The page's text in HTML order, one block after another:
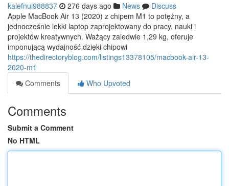
kalefnui988837 276 days ago News
Discuss
Apple MacBook Air 13 (2020) z chipem M1 to potężny, a
jednocześnie lekki laptop zaprojektowany do pracy, nauki i
projektów kreatywnych. Ważący zaledwie 1,29 kg, oferuje
imponującą wydajność dzięki chipowi
https://thedirectoryblog.com/listings13378105/macbook-air-13-
2020-m1
Comments
Who Upvoted
Comments
Submit a Comment
No HTML